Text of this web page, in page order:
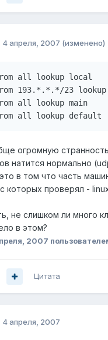
4 апреля, 2007 (изменено)
all lookup local
193.*.*.*/23 lookup
all lookup main
all lookup default
огромную странность
натится нормально
в том что часть
которых проверял -
не слишком ли много
в этом?
2007
Цитата
4 апреля, 2007